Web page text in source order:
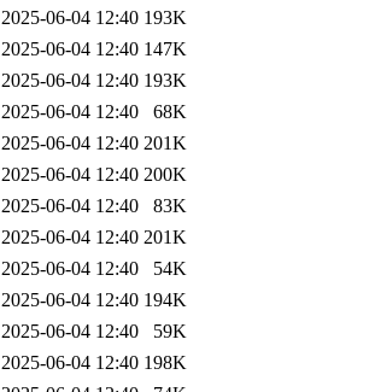
2025-06-04 12:40 193K
2025-06-04 12:40 147K
2025-06-04 12:40 193K
2025-06-04 12:40
68K
2025-06-04 12:40 201K
2025-06-04 12:40 200K
2025-06-04 12:40
83K
2025-06-04 12:40 201K
2025-06-04 12:40
54K
2025-06-04 12:40 194K
2025-06-04 12:40
59K
2025-06-04 12:40 198K